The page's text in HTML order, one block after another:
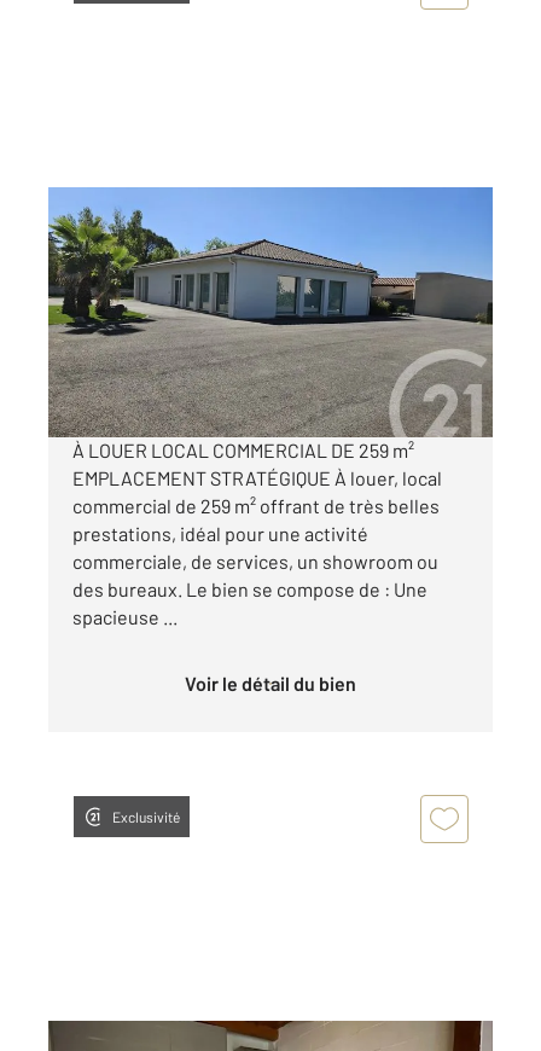
GRAULHET 81
259 m2, 4 pièces
Ref : 14069
Appartement Local à louer
2 860 €
par mois charges comprises
À LOUER LOCAL COMMERCIAL DE 259 m²
EMPLACEMENT STRATÉGIQUE À louer, local
commercial de 259 m² offrant de très belles
prestations, idéal pour une activité
commerciale, de services, un showroom ou
des bureaux. Le bien se compose de : Une
spacieuse ...
Voir le détail du bien
Exclusivité